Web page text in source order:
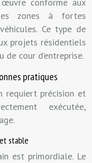
conforme aux
zones à fortes
Ce type de
projets résidentiels
de cour d’entreprise.
pratiques
requiert précision et
exécutée,
stable
est primordiale. Le